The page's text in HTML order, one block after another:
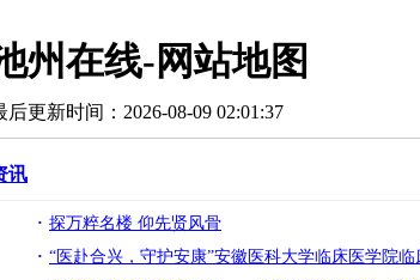
州在线-网站地图
后更新时间：2026-08-09 02:01:37
讯
探万粹名楼 仰先贤风骨
“医赴合兴，守护安康”安徽医科大学临床医学院临